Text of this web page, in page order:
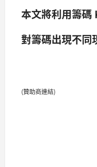
本文將利用籌碼
對籌碼出現不同
(贊助商連結)